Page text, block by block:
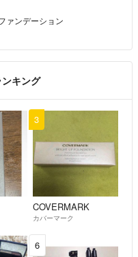
ァンデーション
キング
3
COVERMARK
カバーマーク
6